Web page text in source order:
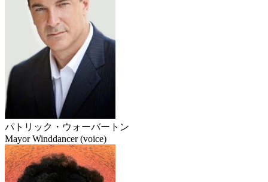
パトリック・ウォーバートン
Mayor Winddancer (voice)